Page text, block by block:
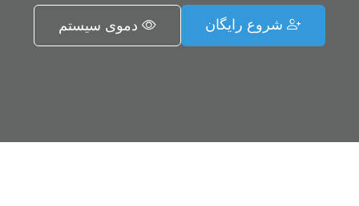
شروع رایگان دموی سیستم